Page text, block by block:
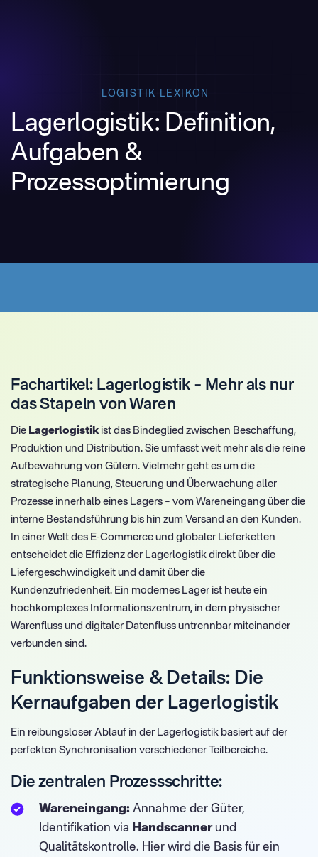
LOGISTIK LEXIKON
Lagerlogistik: Definition,
Aufgaben &
Prozessoptimierung
Fachartikel: Lagerlogistik – Mehr als nur
das Stapeln von Waren
Die Lagerlogistikist das Bindeglied zwischen Beschaffung,
Produktion und Distribution. Sie umfasst weit mehr als die reine
Aufbewahrung von Gütern. Vielmehr geht es um die
strategische Planung, Steuerung und Überwachung aller
Prozesse innerhalb eines Lagers – vom Wareneingang über die
interne Bestandsführung bis hin zum Versand an den Kunden.
In einer Welt des E-Commerce und globaler Lieferketten
entscheidet die Effizienz der Lagerlogistik direkt über die
Liefergeschwindigkeit und damit über die
Kundenzufriedenheit. Ein modernes Lager ist heute ein
hochkomplexes Informationszentrum, in dem physischer
Warenfluss und digitaler Datenfluss untrennbar miteinander
verbunden sind.
Funktionsweise & Details: Die
Kernaufgaben der Lagerlogistik
Ein reibungsloser Ablauf in der Lagerlogistik basiert auf der
perfekten Synchronisation verschiedener Teilbereiche.
Die zentralen Prozessschritte:
Wareneingang: Annahme der Güter,
Identifikation via Handscannerund
Qualitätskontrolle. Hier wird die Basis für ein